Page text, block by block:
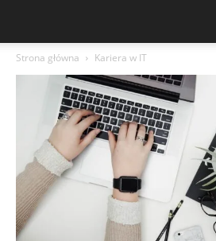
Strona główna Kariera w IT